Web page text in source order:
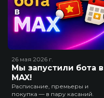
26 мая 2026 г.
Мы запустили бота в
MAX!
Расписание, премьеры и
покупка — в пару касаний.